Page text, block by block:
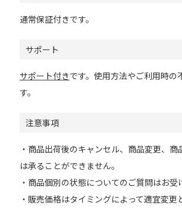
通常保証付きです。
サポート
サポート付きです。使用方法やご利用時の
す。
注意事項
・商品出荷後のキャンセル、商品変更、商
は承ることができません。
・商品個別の状態についてのご質問はお受
・販売価格はタイミングによって適宜変更